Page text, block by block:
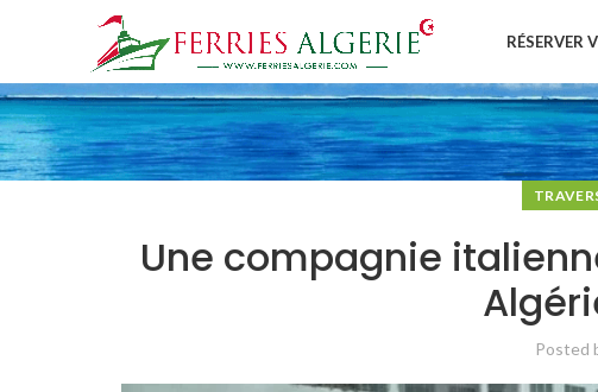
RÉSERVER
Une compagnie
Posted